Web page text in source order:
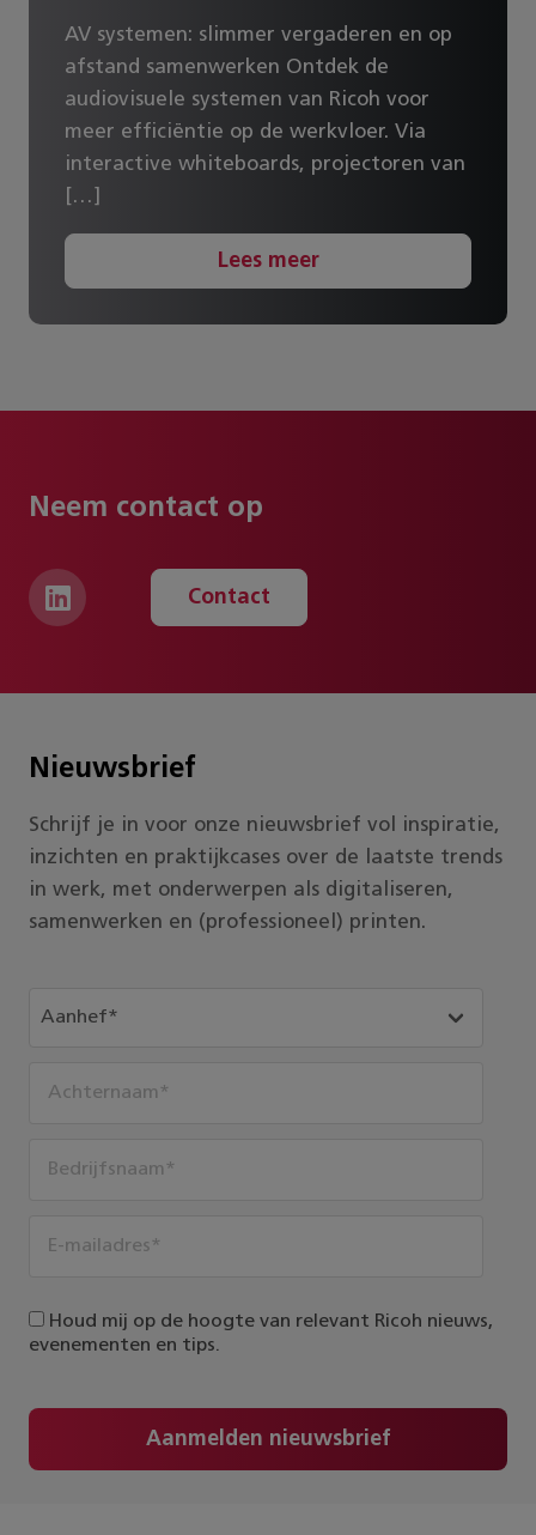
AV systemen: slimmer vergaderen en op
afstand samenwerken Ontdek de
audiovisuele systemen van Ricoh voor
meer efficiëntie op de werkvloer. Via
interactive whiteboards, projectoren van
[…]
Lees meer
Neem contact op
Contact
Nieuwsbrief
Schrijf je in voor onze nieuwsbrief vol inspiratie,
inzichten en praktijkcases over de laatste trends
in werk, met onderwerpen als digitaliseren,
samenwerken en (professioneel) printen.
Houd mij op de hoogte van relevant Ricoh nieuws,
evenementen en tips.
Aanmelden nieuwsbrief